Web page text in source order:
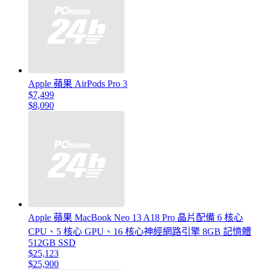
Apple 蘋果 AirPods Pro 3
$7,499
$8,090
Apple 蘋果 MacBook Neo 13 A18 Pro 晶片配備 6 核心
CPU、5 核心 GPU、16 核心神經網路引擎 8GB 記憶體
512GB SSD
$25,123
$25,900